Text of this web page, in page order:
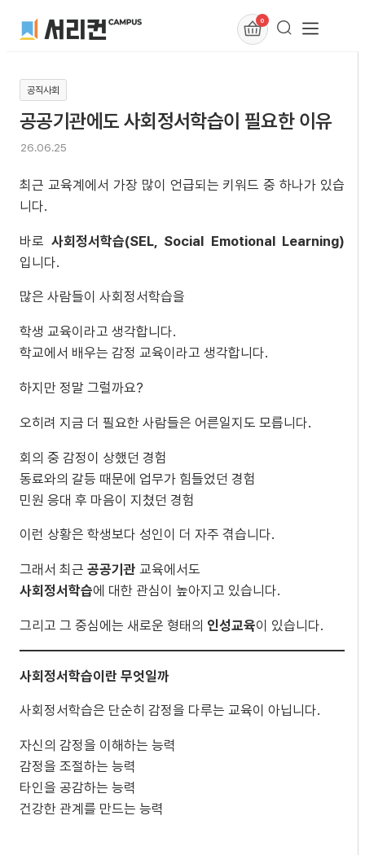
0
공직사회
공공기관에도 사회정서학습이 필요한 이유
26.06.25
최근 교육계에서 가장 많이 언급되는 키워드 중 하나가 있습
니다.
바로 사회정서학습(SEL, Social Emotional Learning)
입니다.
많은 사람들이 사회정서학습을
학생 교육이라고 생각합니다.
학교에서 배우는 감정 교육이라고 생각합니다.
하지만 정말 그럴까요?
오히려 지금 더 필요한 사람들은 어른일지도 모릅니다.
회의 중 감정이 상했던 경험
동료와의 갈등 때문에 업무가 힘들었던 경험
민원 응대 후 마음이 지쳤던 경험
이런 상황은 학생보다 성인이 더 자주 겪습니다.
그래서 최근 공공기관 교육에서도
사회정서학습에 대한 관심이 높아지고 있습니다.
그리고 그 중심에는 새로운 형태의 인성교육이 있습니다.
사회정서학습이란 무엇일까
사회정서학습은 단순히 감정을 다루는 교육이 아닙니다.
자신의 감정을 이해하는 능력
감정을 조절하는 능력
타인을 공감하는 능력
건강한 관계를 만드는 능력